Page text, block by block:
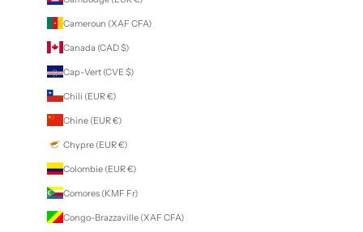
Cameroun (XAF CFA)
Canada (CAD $)
Cap-Vert (CVE $)
Chili (EUR €)
Chine (EUR €)
Chypre (EUR €)
Colombie (EUR €)
Comores (KMF Fr)
Congo-Brazzaville (XAF CFA)